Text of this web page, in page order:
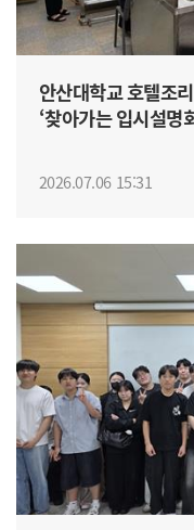
안산대학교 호텔조
‘찾아가는 입시설
2026.07.06 15:31